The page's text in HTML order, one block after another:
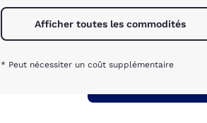
Afficher toutes les commodités
* Peut nécessiter un coût supplémentaire